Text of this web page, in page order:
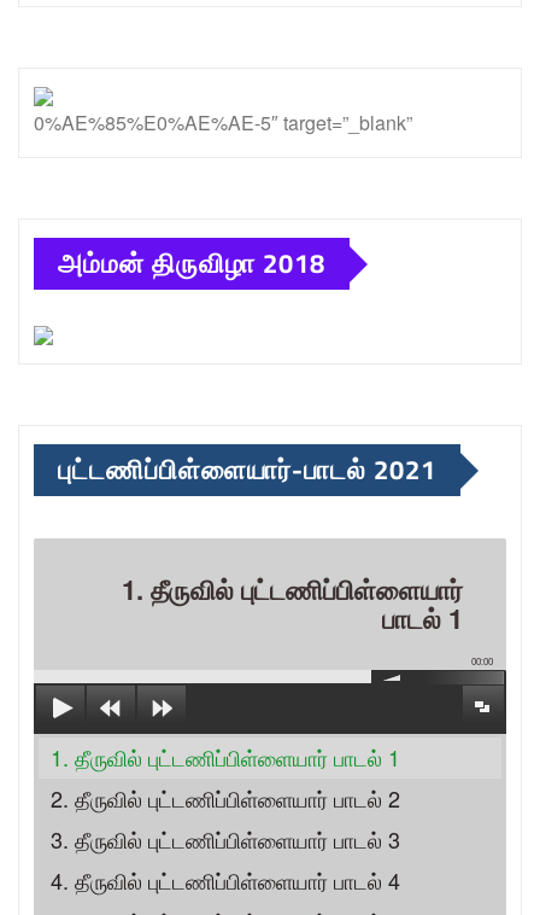
0%AE%85%E0%AE%AE-5″ target=”_blank”
அம்மன் திருவிழா 2018
புட்டணிப்பிள்ளையார்-பாடல் 2021
1. தீருவில் புட்டணிப்பிள்ளையார்
பாடல் 1
00:00
1. தீருவில் புட்டணிப்பிள்ளையார் பாடல் 1
2. தீருவில் புட்டணிப்பிள்ளையார் பாடல் 2
3. தீருவில் புட்டணிப்பிள்ளையார் பாடல் 3
4. தீருவில் புட்டணிப்பிள்ளையார் பாடல் 4